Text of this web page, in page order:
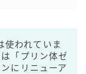
使われていま
「プリン体ゼ
にリニューア